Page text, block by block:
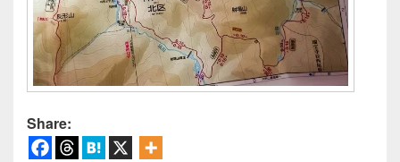
Share: